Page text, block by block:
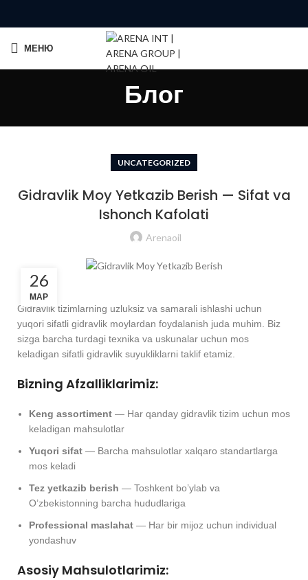
МЕНЮ
Блог
UNCATEGORIZED
Gidravlik Moy Yetkazib Berish — Sifat va
Ishonch Kafolati
Arenaoil
26
МАР
Gidravlik tizimlarning uzluksiz va samarali ishlashi uchun
yuqori sifatli gidravlik moylardan foydalanish juda muhim. Biz
sizga barcha turdagi texnika va uskunalar uchun mos
keladigan sifatli gidravlik suyukliklarni taklif etamiz.
Bizning Afzalliklarimiz:
Keng assortiment — Har qanday gidravlik tizim uchun mos
keladigan mahsulotlar
Yuqori sifat — Barcha mahsulotlar xalqaro standartlarga
mos keladi
Tez yetkazib berish — Toshkent bo’ylab va
O’zbekistonning barcha hududlariga
Professional maslahat — Har bir mijoz uchun individual
yondashuv
Asosiy Mahsulotlarimiz: